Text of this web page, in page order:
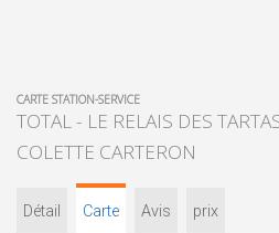
CARTE STATION-SERVICE
TOTAL - LE RELAIS DES
COLETTE CARTERON
Détail Carte Avis prix